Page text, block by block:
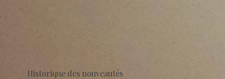
Historique des nouveautés